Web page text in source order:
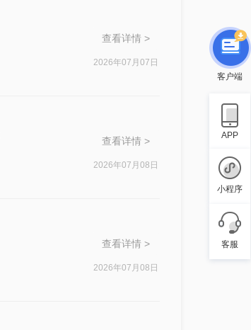
查看详情 >
2026年07月07日
查看详情 >
2026年07月08日
查看详情 >
2026年07月08日
客户端
APP
小程序
客服